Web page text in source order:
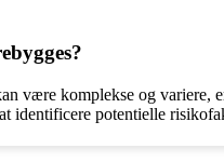
være komplekse og
identificere potentielle